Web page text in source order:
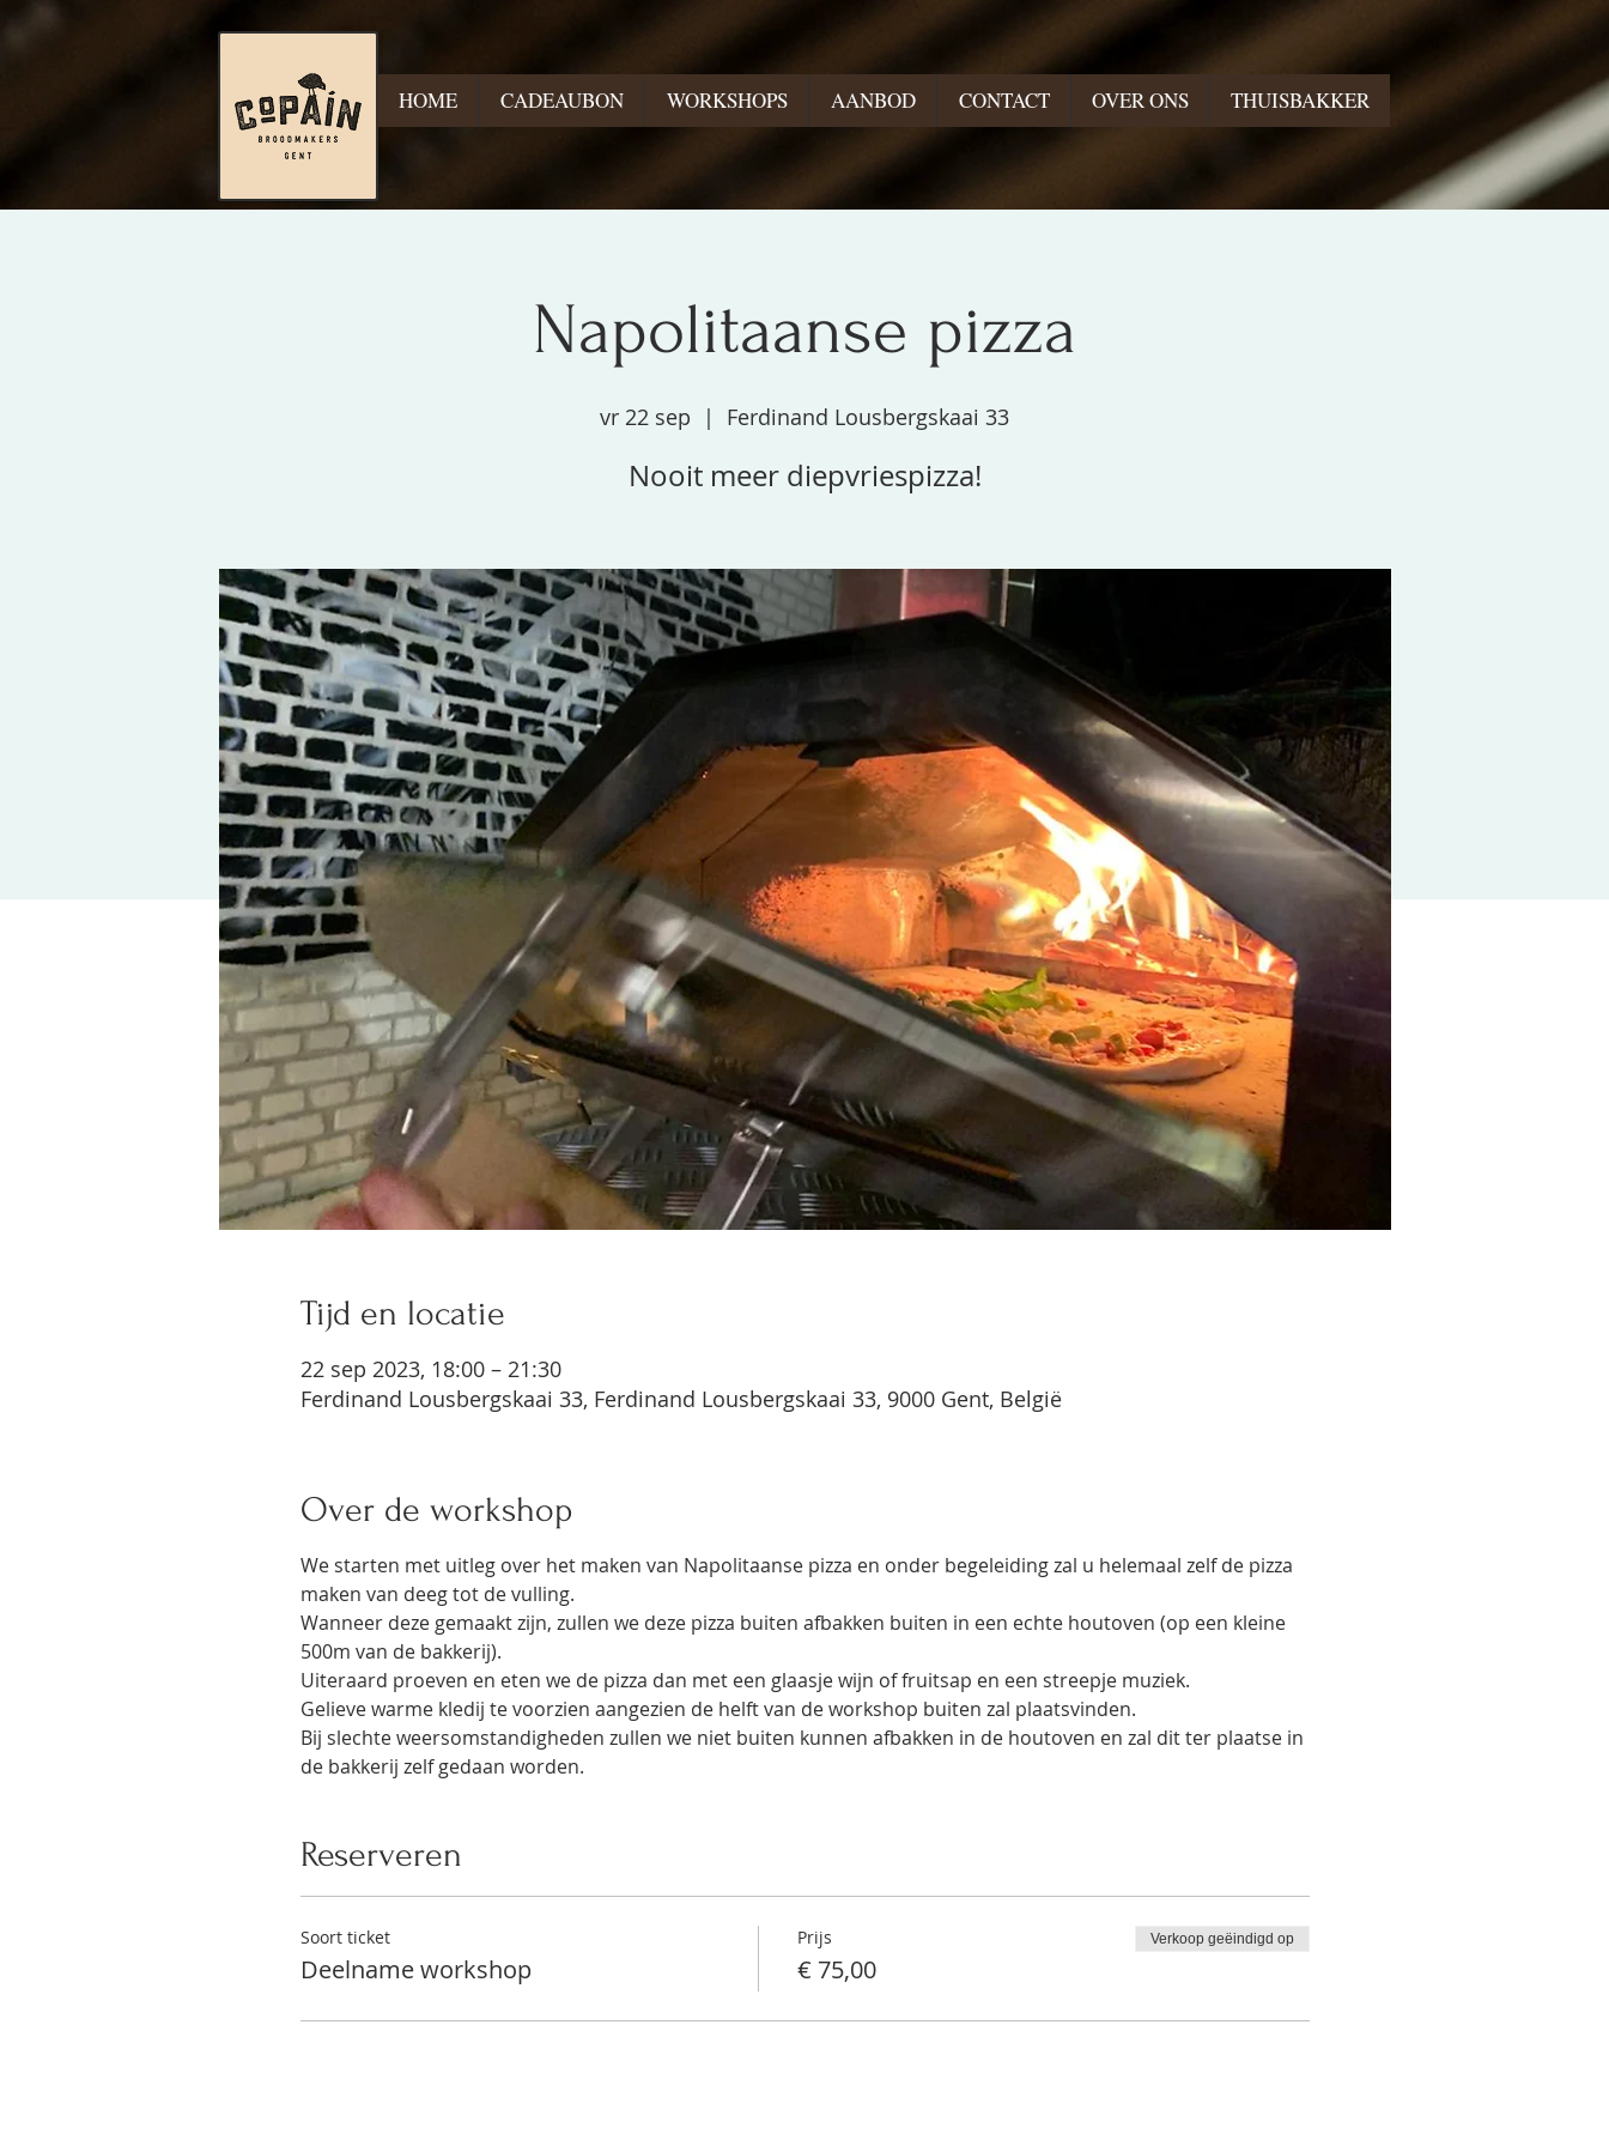
HOME CADEAUBON WORKSHOPS AANBOD CONTACT OVER ONS THUISBAKKER
Napolitaanse pizza
vr 22 sep
  |
Ferdinand Lousbergskaai 33
Nooit meer diepvriespizza!
Tijd en locatie
22 sep 2023, 18:00 – 21:30
Ferdinand Lousbergskaai 33, Ferdinand Lousbergskaai 33, 9000 Gent, België
Over de workshop
We starten met uitleg over het maken van Napolitaanse pizza en onder begeleiding zal u helemaal zelf de pizza
maken van deeg tot de vulling.
Wanneer deze gemaakt zijn, zullen we deze pizza buiten afbakken buiten in een echte houtoven (op een kleine
500m van de bakkerij).
Uiteraard proeven en eten we de pizza dan met een glaasje wijn of fruitsap en een streepje muziek.
Gelieve warme kledij te voorzien aangezien de helft van de workshop buiten zal plaatsvinden.
Bij slechte weersomstandigheden zullen we niet buiten kunnen afbakken in de houtoven en zal dit ter plaatse in
de bakkerij zelf gedaan worden.
Reserveren
Soort ticket
Deelname workshop
Prijs
€ 75,00
Verkoop geëindigd op